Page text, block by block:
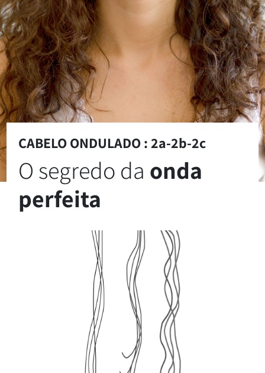
CABELO ONDULADO : 2a-2b-2c
O segredo da onda
perfeita